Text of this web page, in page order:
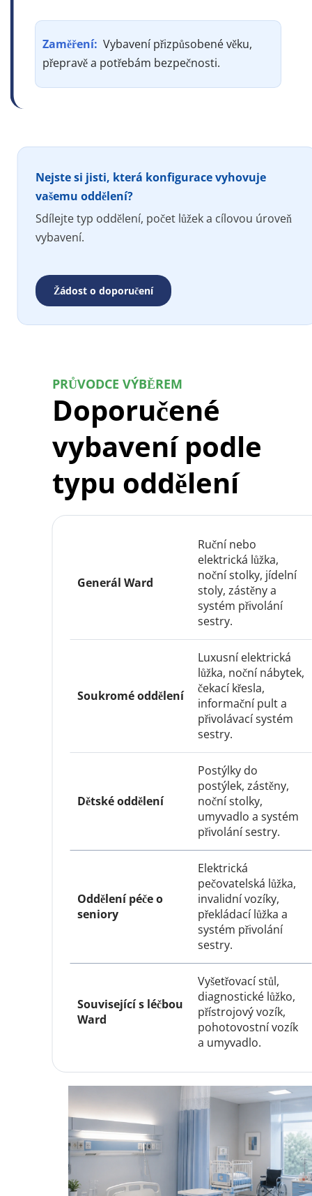
Zaměření: Vybavení přizpůsobené věku,
přepravě a potřebám bezpečnosti.
Nejste si jisti, která konfigurace vyhovuje
vašemu oddělení?
Sdílejte typ oddělení, počet lůžek a cílovou úroveň
vybavení.
Žádost o doporučení
PRŮVODCE VÝBĚREM
Doporučené
vybavení podle
typu oddělení
Generál Ward
Ruční nebo
elektrická lůžka,
noční stolky, jídelní
stoly, zástěny a
systém přivolání
sestry.
Soukromé oddělení
Luxusní elektrická
lůžka, noční nábytek,
čekací křesla,
informační pult a
přivolávací systém
sestry.
Dětské oddělení
Postýlky do
postýlek, zástěny,
noční stolky,
umyvadlo a systém
přivolání sestry.
Oddělení péče o
seniory
Elektrická
pečovatelská lůžka,
invalidní vozíky,
překládací lůžka a
systém přivolání
sestry.
Ward
Vyšetřovací stůl,
diagnostické lůžko,
přístrojový vozík,
pohotovostní vozík
a umyvadlo.